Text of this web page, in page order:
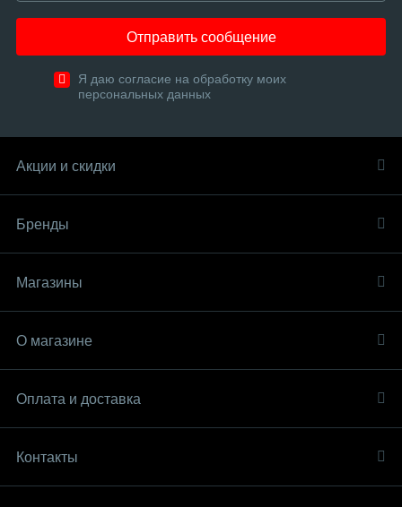
Отправить сообщение
Я даю согласие на обработку моих
персональных данных
Акции и скидки
Бренды
Магазины
О магазине
Оплата и доставка
Контакты